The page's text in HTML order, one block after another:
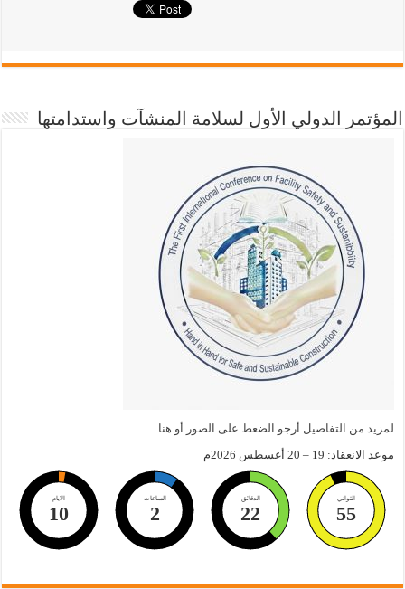
المؤتمر الدولي الأول لسلامة المنشآت واستدامتها
لمزيد من التفاصيل أرجو الضعط على الصور أو هنا
موعد الانعقاد: 19 – 20 أغسطس 2026م
الايام
10
الساعات
2
الدقائق
22
الثواني
55